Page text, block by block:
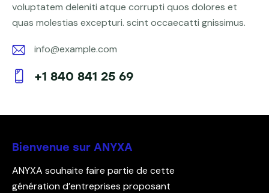
voluptatem deleniti atque corrupti quos dolores et
quas molestias excepturi. scint occaecatti gnissimus.
E-
m
info@example.com
on
+1 840 841 25 69
Bienvenue sur ANYXA
ANYXA souhaite faire partie de cette
génération d’entreprises proposant